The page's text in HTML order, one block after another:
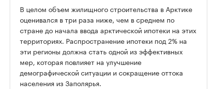
В целом объем жилищного строительства в Арктике
оценивался в три раза ниже, чем в среднем по
стране до начала ввода арктической ипотеки на этих
территориях. Распространение ипотеки под 2% на
эти регионы должна стать одной из эффективных
мер, которая повлияет на улучшение
демографической ситуации и сокращение оттока
населения из Заполярья.